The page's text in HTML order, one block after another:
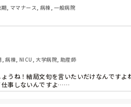
らリーダーつけたいけど若い子にも
, ママナース, 病棟, 一般病院
病棟, NICU, 大学病院, 助産師
うね！結局文句を言いたいだけなんですよ
仕事しないんですよ……